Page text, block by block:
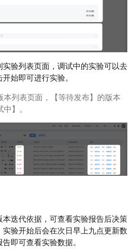
验列表页面，调试中的实验可以去
始即可进行实验。
本列表页面，【等待发布】的版本
】。
本迭代依据，可查看实验报告后决策
验开始后会在次日早上九点更新数
即可查看实验数据。